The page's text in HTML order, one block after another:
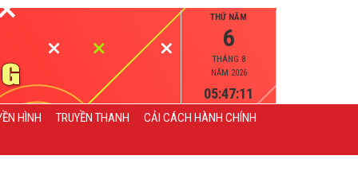
THỨ NĂM
6
THÁNG 8
NĂM 2026
05:47:12
HÌNH TRUYỀN THANH CẢI CÁCH HÀNH CHÍNH